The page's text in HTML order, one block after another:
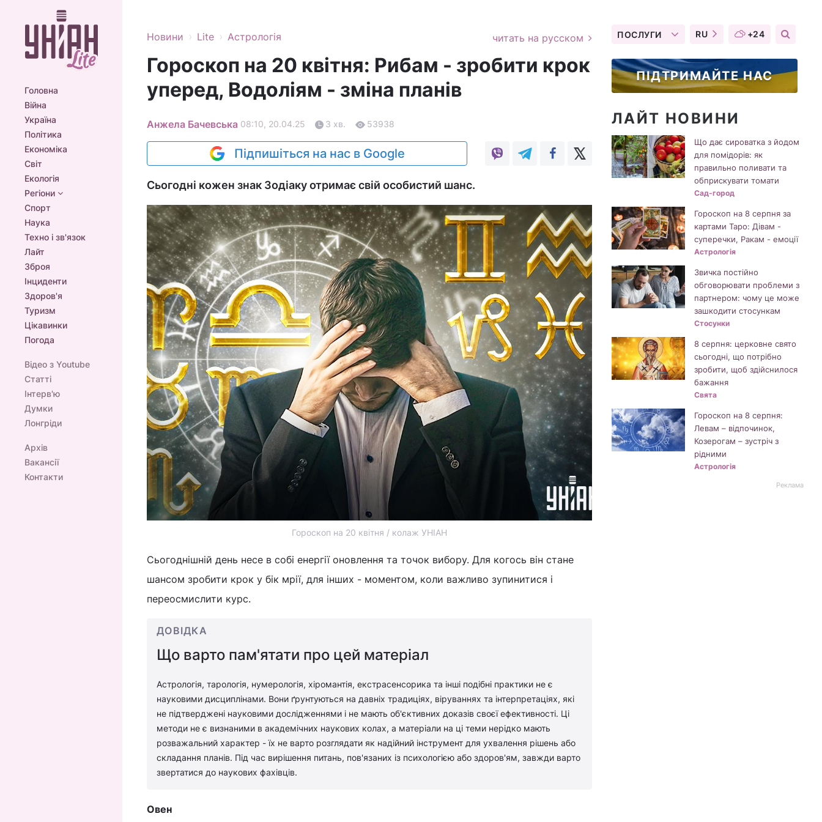
Головна
Війна
Україна
Політика
Економіка
Світ
Екологія
Регіони
Спорт
Наука
Техно і зв'язок
Лайт
Зброя
Інциденти
Здоров'я
Туризм
Цікавинки
Погода
Відео з Youtube
Статті
Інтерв'ю
Думки
Лонгріди
Архів
Вакансії
Контакти
Новини › Lite › Астрологія читать на русском
Гороскоп на 20 квітня: Рибам - зробити крок
уперед, Водоліям - зміна планів
Анжела Бачевська 08:10, 20.04.25 3 хв. 53938
Підпишіться на нас в Google
Сьогодні кожен знак Зодіаку отримає свій особистий шанс.
Гороскоп на 20 квітня / колаж УНІАН
Сьогоднішній день несе в собі енергії оновлення та точок вибору. Для когось він стане
шансом зробити крок у бік мрії, для інших - моментом, коли важливо зупинитися і
переосмислити курс.
ДОВІДКА
Що варто пам'ятати про цей матеріал
Астрологія, тарологія, нумерологія, хіромантія, екстрасенсорика та інші подібні практики не є
науковими дисциплінами. Вони ґрунтуються на давніх традиціях, віруваннях та інтерпретаціях, які
не підтверджені науковими дослідженнями і не мають об'єктивних доказів своєї ефективності. Ці
методи не є визнаними в академічних наукових колах, а матеріали на ці теми нерідко мають
розважальний характер - їх не варто розглядати як надійний інструмент для ухвалення рішень або
складання планів. Під час вирішення питань, пов'язаних із психологією або здоров'ям, завжди варто
звертатися до наукових фахівців.
Овен
ПОСЛУГИ RU +24
ПІДТРИМАЙТЕ НАС
ЛАЙТ НОВИНИ
Що дає сироватка з йодом
для помідорів: як
правильно поливати та
обприскувати томати
Сад-город
Гороскоп на 8 серпня за
картами Таро: Дівам -
суперечки, Ракам - емоції
Астрологія
Звичка постійно
обговорювати проблеми з
партнером: чому це може
зашкодити стосункам
Стосунки
8 серпня: церковне свято
сьогодні, що потрібно
зробити, щоб здійснилося
бажання
Свята
Гороскоп на 8 серпня:
Левам – відпочинок,
Козерогам – зустріч з
рідними
Астрологія
Реклама